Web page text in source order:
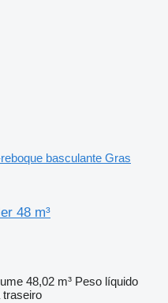
basculante Gras
48 m³
48,02 m³ Peso líquido
traseiro